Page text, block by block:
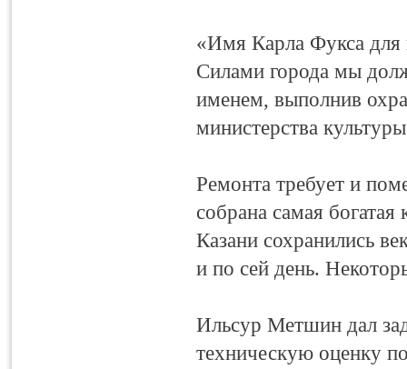
«Имя Карла Фукса для
Силами города мы
именем, выполнив
министерства
Ремонта требует и
собрана самая богатая
Казани сохранились
и по сей день.
Ильсур Метшин дал
техническую оценку